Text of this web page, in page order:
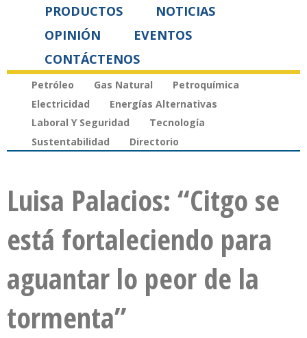
PRODUCTOS
NOTICIAS
OPINIÓN
EVENTOS
CONTÁCTENOS
Petróleo Gas Natural
Petroquímica
Electricidad
Energías Alternativas
Laboral Y Seguridad
Tecnología
Sustentabilidad
Directorio
Luisa Palacios: “Citgo se
está fortaleciendo para
aguantar lo peor de la
tormenta”